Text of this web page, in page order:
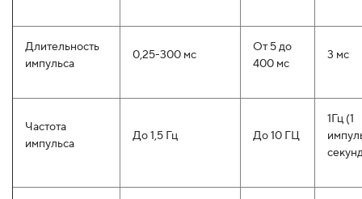
Длительность
импульса
0,25-300 мс
От 5 до
400 мс
3 мс
Частота
импульса
До 1,5 Гц До 10 ГЦ
1Гц (1